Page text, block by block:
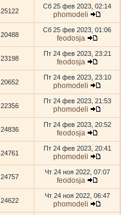
25122
Сб 25 фев 2023, 02:14
phomodeli
20488
Сб 25 фев 2023, 01:06
feodosja
23198
Пт 24 фев 2023, 23:21
feodosja
20652
Пт 24 фев 2023, 23:10
phomodeli
22356
Пт 24 фев 2023, 21:53
phomodeli
24836
Пт 24 фев 2023, 20:52
feodosja
24761
Пт 24 фев 2023, 20:41
phomodeli
24757
Чт 24 ноя 2022, 07:07
feodosja
24622
Чт 24 ноя 2022, 06:47
phomodeli